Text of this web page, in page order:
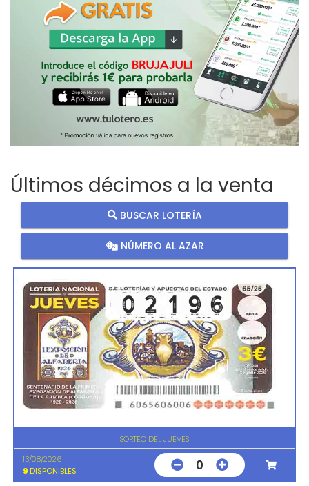
Últimos décimos a la venta
BUSCAR LOTERÍA
NÚMERO AL AZAR
SORTEO DEL JUEVES
13/08/2026
9 DISPONIBLES 0